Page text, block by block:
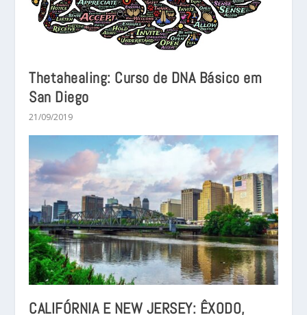
Thetahealing: Curso de DNA Básico em
San Diego
21/09/2019
CALIFÓRNIA E NEW JERSEY: ÊXODO,